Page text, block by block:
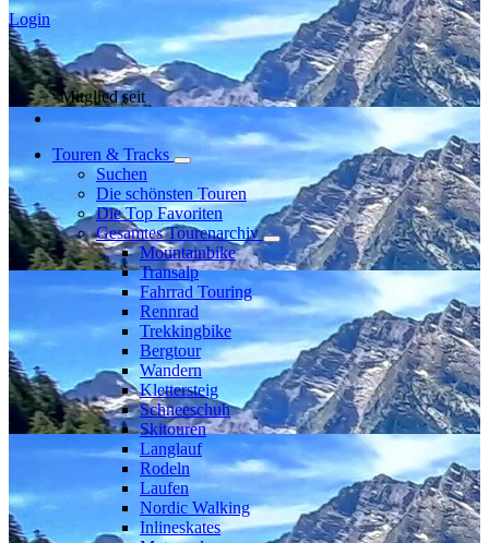
Login
Mitglied seit
Touren & Tracks
Suchen
Die schönsten Touren
Die Top Favoriten
Gesamtes Tourenarchiv
Mountainbike
Transalp
Fahrrad Touring
Rennrad
Trekkingbike
Bergtour
Wandern
Klettersteig
Schneeschuh
Skitouren
Langlauf
Rodeln
Laufen
Nordic Walking
Inlineskates